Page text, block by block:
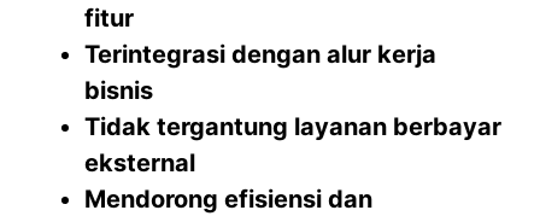
fitur
Terintegrasi dengan alur kerja
bisnis
Tidak tergantung layanan berbayar
eksternal
Mendorong efisiensi dan